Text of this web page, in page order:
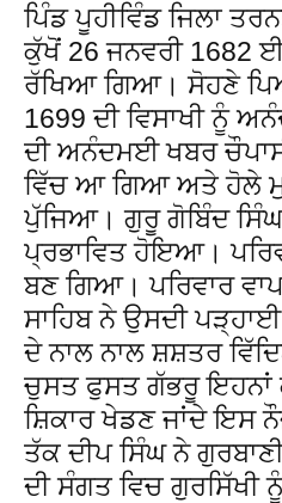
ਪਿੰਡ ਪੂਹੀਵਿੰਡ ਜਿਲਾ
ਕੁੱਖੋਂ 26 ਜਨਵਰੀ 1682
ਰੱਖਿਆ ਗਿਆ। ਸੋਹਣੇ
1699 ਦੀ ਵਿਸਾਖੀ ਨੂੰ
ਦੀ ਅਨੰਦਮਈ ਖਬਰ
ਵਿੱਚ ਆ ਗਿਆ ਅਤੇ ਹੋਲੇ
ਪੁੱਜਿਆ। ਗੁਰੂ ਗੋਬਿੰਦ
ਪ੍ਰਭਾਵਿਤ ਹੋਇਆ।
ਬਣ ਗਿਆ। ਪਰਿਵਾਰ
ਸਾਹਿਬ ਨੇ ਉਸਦੀ
ਦੇ ਨਾਲ ਨਾਲ ਸ਼ਸ਼ਤਰ
ਚੁਸਤ ਫੁਸਤ ਗੱਭਰੂ ਇਹਨਾਂ
ਸ਼ਿਕਾਰ ਖੇਡਣ ਜਾਂਦੇ ਇਸ
ਤੱਕ ਦੀਪ ਸਿੰਘ ਨੇ
ਦੀ ਸੰਗਤ ਵਿਚ